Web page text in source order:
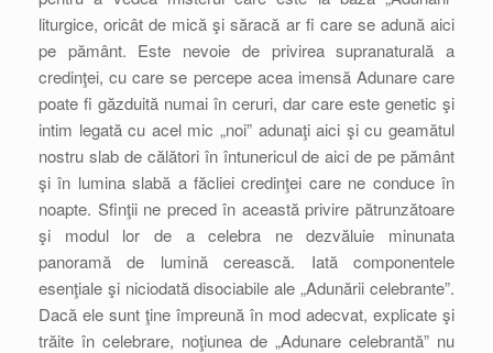
liturgice, oricât de mică şi săracă ar fi care se adună aici
pe pământ. Este nevoie de privirea supranaturală a
credinţei, cu care se percepe acea imensă Adunare care
poate fi găzduită numai în ceruri, dar care este genetic şi
intim legată cu acel mic „noi” adunaţi aici şi cu geamătul
nostru slab de călători în întunericul de aici de pe pământ
şi în lumina slabă a făcliei credinţei care ne conduce în
noapte. Sfinţii ne preced în această privire pătrunzătoare
şi modul lor de a celebra ne dezvăluie minunata
panoramă de lumină cerească. Iată componentele
esenţiale şi niciodată disociabile ale „Adunării celebrante”.
Dacă ele sunt ţine împreună în mod adecvat, explicate şi
trăite în celebrare, noţiunea de „Adunare celebrantă” nu